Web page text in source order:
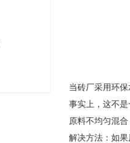
当砖厂采用环
事实上，这不
原料不均匀混
解决方法：如